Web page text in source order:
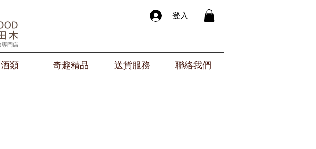
登入
酒類 奇趣精品 送貨服務 聯絡我們